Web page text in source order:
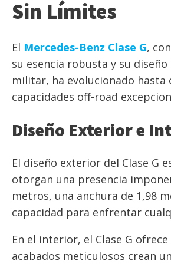
Sin Límites
El Mercedes-Benz Clase G,
su esencia robusta y su
militar, ha evolucionado
capacidades off-road
Diseño Exterior e
El diseño exterior del Clase G
otorgan una presencia
metros, una anchura de 1,98
capacidad para enfrentar
En el interior, el Clase G
acabados meticulosos crean